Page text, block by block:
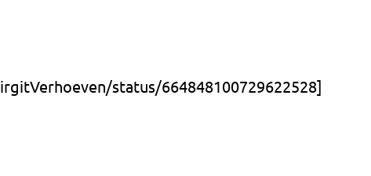
status/664848100729622528]